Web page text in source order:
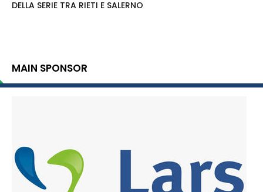
DELLA SERIE TRA RIETI E SALERNO
MAIN SPONSOR